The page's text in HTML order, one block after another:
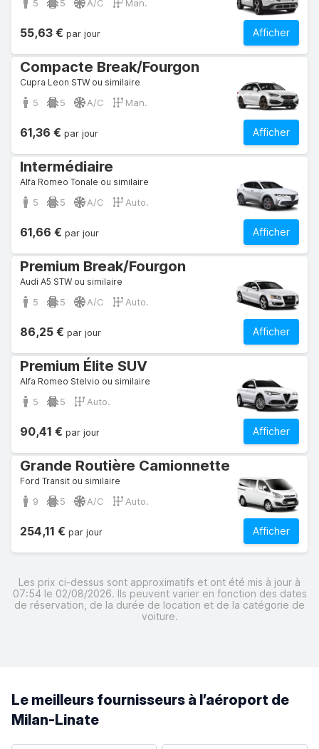
5 5 A/C Man.
Afficher
55,63 € par jour
Compacte Break/Fourgon
Cupra Leon STW ou similaire
5 5 A/C Man.
Afficher
61,36 € par jour
Intermédiaire
Alfa Romeo Tonale ou similaire
5 5 A/C Auto.
Afficher
61,66 € par jour
Premium Break/Fourgon
Audi A5 STW ou similaire
5 5 A/C Auto.
Afficher
86,25 € par jour
Premium Élite SUV
Alfa Romeo Stelvio ou similaire
5 5 Auto.
Afficher
90,41 € par jour
Grande Routière Camionnette
Ford Transit ou similaire
9 5 A/C Auto.
Afficher
254,11 € par jour
Les prix ci-dessus sont approximatifs et ont été mis à jour à
07:54 le 02/08/2026. Ils peuvent varier en fonction des dates
de réservation, de la durée de location et de la catégorie de
voiture.
Le meilleurs fournisseurs à l’aéroport de
Milan-Linate